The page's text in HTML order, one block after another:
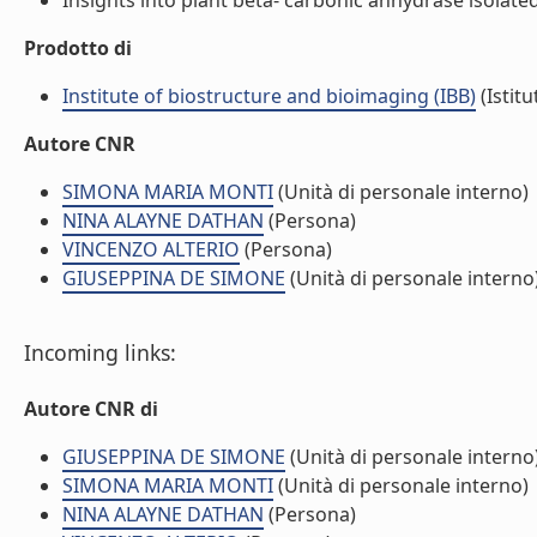
Prodotto di
Institute of biostructure and bioimaging (IBB)
Autore CNR
SIMONA MARIA MONTI(Unità di personale interno)
NINA ALAYNE DATHAN (Persona)
VINCENZO ALTERIO (Persona)
GIUSEPPINA DE SIMONE (Unità di personale
Incoming links:
Autore CNR di
GIUSEPPINA DE SIMONE (Unità di personale
SIMONA MARIA MONTI(Unità di personale interno)
NINA ALAYNE DATHAN (Persona)